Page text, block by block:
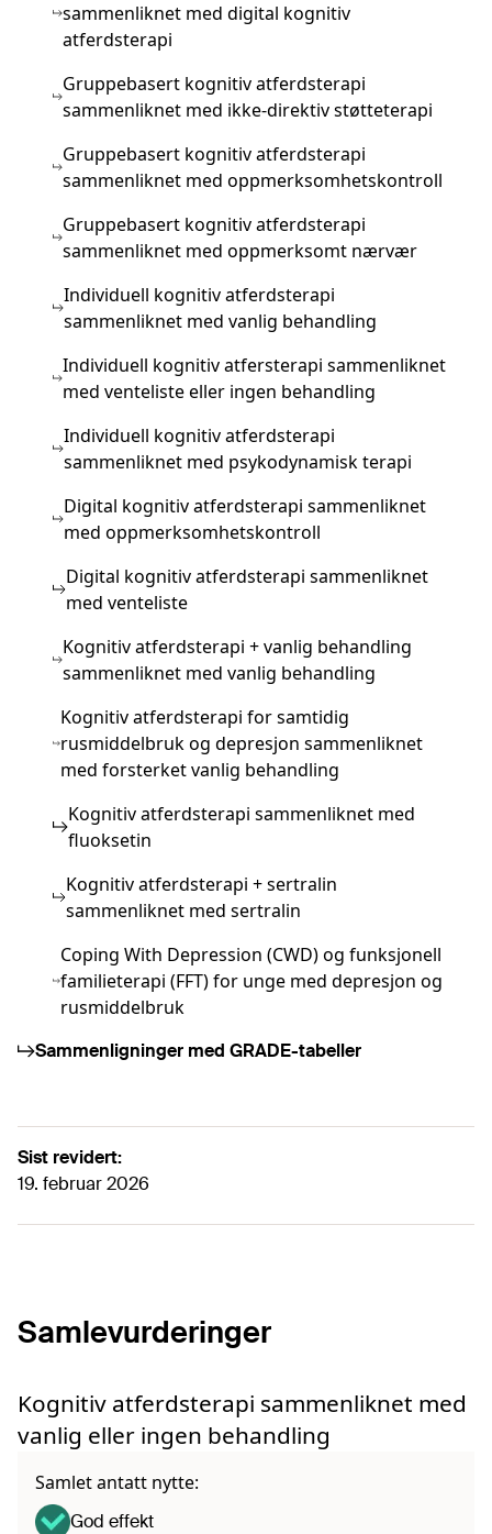
sammenliknet med digital kognitiv
atferdsterapi
Gruppebasert kognitiv atferdsterapi
sammenliknet med ikke-direktiv støtteterapi
Gruppebasert kognitiv atferdsterapi
sammenliknet med oppmerksomhetskontroll
Gruppebasert kognitiv atferdsterapi
sammenliknet med oppmerksomt nærvær
Individuell kognitiv atferdsterapi
sammenliknet med vanlig behandling
Individuell kognitiv atfersterapi sammenliknet
med venteliste eller ingen behandling
Individuell kognitiv atferdsterapi
sammenliknet med psykodynamisk terapi
Digital kognitiv atferdsterapi sammenliknet
med oppmerksomhetskontroll
Digital kognitiv atferdsterapi sammenliknet
med venteliste
Kognitiv atferdsterapi + vanlig behandling
sammenliknet med vanlig behandling
Kognitiv atferdsterapi for samtidig
rusmiddelbruk og depresjon sammenliknet
med forsterket vanlig behandling
Kognitiv atferdsterapi sammenliknet med
fluoksetin
Kognitiv atferdsterapi + sertralin
sammenliknet med sertralin
Coping With Depression (CWD) og funksjonell
familieterapi (FFT) for unge med depresjon og
rusmiddelbruk
Sammenligninger med GRADE-tabeller
Sist revidert:
19. februar 2026
Samlevurderinger
Kognitiv atferdsterapi sammenliknet med
vanlig eller ingen behandling
Samlet antatt nytte:
God effekt